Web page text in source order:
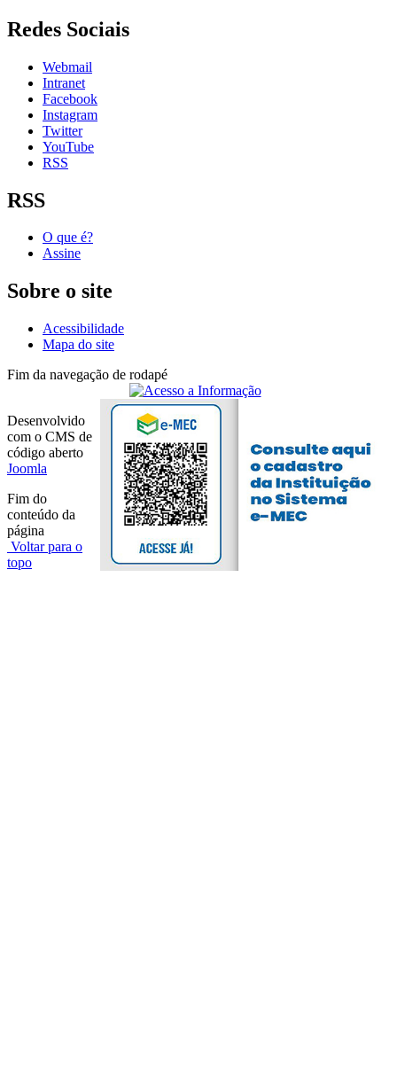
Redes Sociais
Webmail
Intranet
Facebook
Instagram
Twitter
YouTube
RSS
RSS
O que é?
Assine
Sobre o site
Acessibilidade
Mapa do site
Fim da navegação de rodapé
Desenvolvido
com o CMS de
código aberto
Joomla
Fim do
conteúdo da
página
Voltar para o
topo